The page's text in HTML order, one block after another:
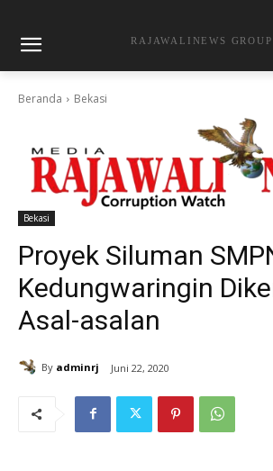
RAJAWALINEWS GROUP
Beranda Bekasi
Bekasi
Proyek Siluman
Kedungwaringin
Asal-asalan
By adminrj Juni 22, 2020